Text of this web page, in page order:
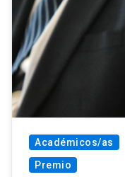
Académicos/as
Premio